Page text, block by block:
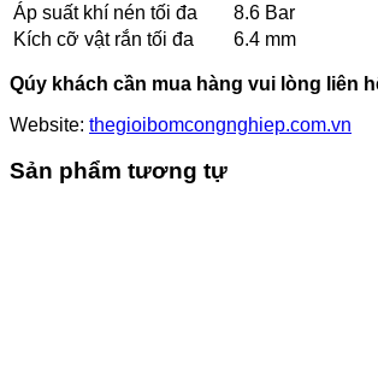
Áp suất khí nén tối đa
8.6 Bar
Kích cỡ vật rắn tối đa
6.4 mm
Qúy khách cần mua hàng vui lòng liên
Website: thegioibomcongnghiep.com.vn
Sản phẩm tương tự